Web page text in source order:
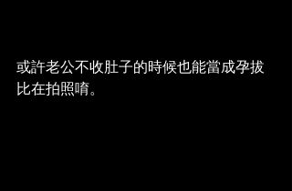
或許老公不收肚子的時候也能當成孕拔
比在拍照唷。